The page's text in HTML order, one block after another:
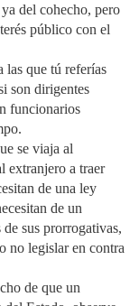
del cohecho, pero
público con el
las que tú referías
son dirigentes
funcionarios
se viaja al
extranjero a traer
de una ley
de un
sus prorrogativas,
no legislar en contra
de que un